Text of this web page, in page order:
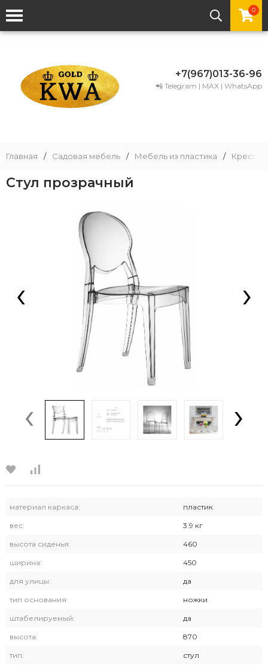
0
+7(967)013-36-96
📲 Telegram | MAX | WhatsApp
Главная / Садовая мебель / Мебель из пластика / Кресла
Стул прозрачный
‹ ›
‹ ›
материал каркаса: пластик
вес: 3.9 кг
высота сиденья: 460
ширина: 450
для улицы: да
тип основания: ножки
штабелируемый: да
высота: 870
тип: стул